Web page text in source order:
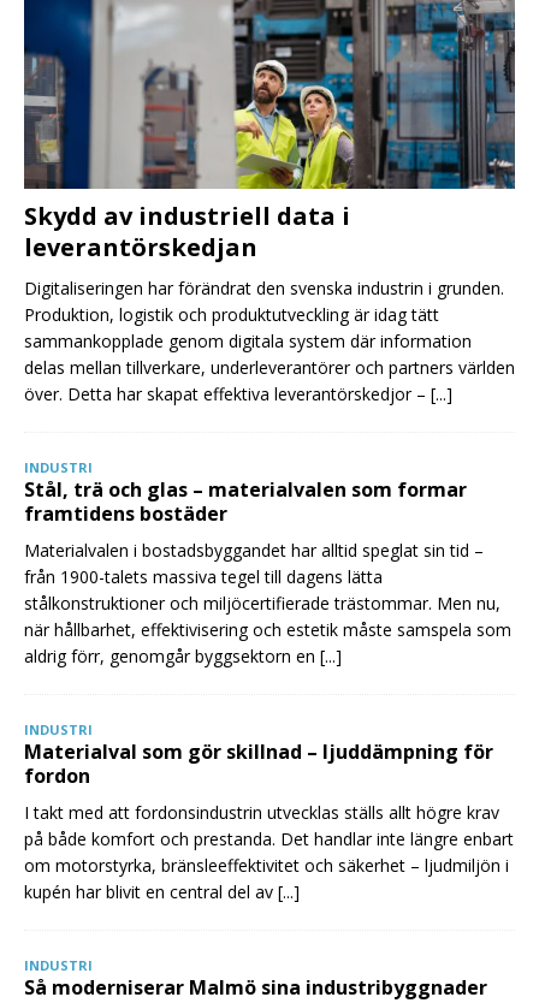
Skydd av industriell data i
leverantörskedjan
Digitaliseringen har förändrat den svenska industrin i grunden.
Produktion, logistik och produktutveckling är idag tätt
sammankopplade genom digitala system där information
delas mellan tillverkare, underleverantörer och partners världen
över. Detta har skapat effektiva leverantörskedjor – [...]
INDUSTRI
Stål, trä och glas – materialvalen som formar
framtidens bostäder
Materialvalen i bostadsbyggandet har alltid speglat sin tid –
från 1900-talets massiva tegel till dagens lätta
stålkonstruktioner och miljöcertifierade trästommar. Men nu,
när hållbarhet, effektivisering och estetik måste samspela som
aldrig förr, genomgår byggsektorn en [...]
INDUSTRI
Materialval som gör skillnad – ljuddämpning för
fordon
I takt med att fordonsindustrin utvecklas ställs allt högre krav
på både komfort och prestanda. Det handlar inte längre enbart
om motorstyrka, bränsleeffektivitet och säkerhet – ljudmiljön i
kupén har blivit en central del av [...]
INDUSTRI
Så moderniserar Malmö sina industribyggnader